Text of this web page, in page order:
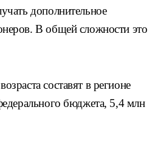
дополнительное
В общей сложности это
составят в регионе
бюджета, 5,4 млн